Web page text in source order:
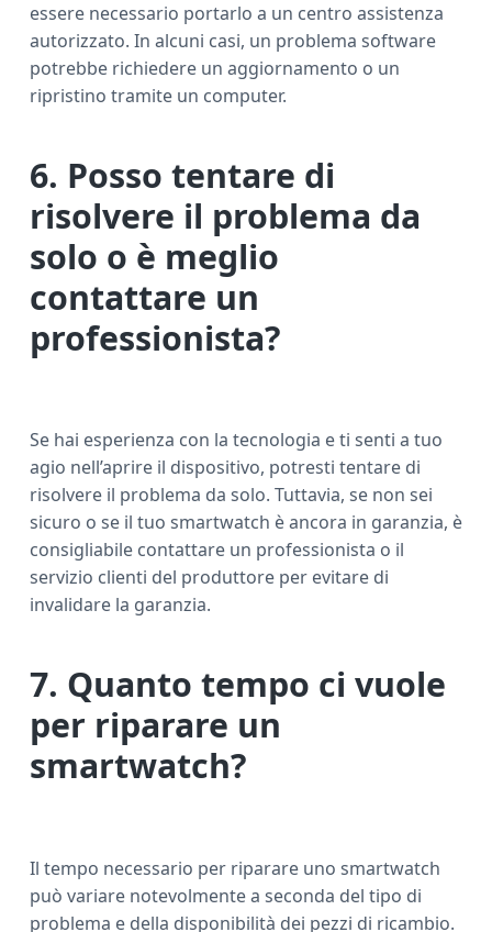
essere necessario portarlo a un centro assistenza
autorizzato. In alcuni casi, un problema software
potrebbe richiedere un aggiornamento o un
ripristino tramite un computer.
6. Posso tentare di
risolvere il problema da
solo o è meglio
contattare un
professionista?
Se hai esperienza con la tecnologia e ti senti a tuo
agio nell’aprire il dispositivo, potresti tentare di
risolvere il problema da solo. Tuttavia, se non sei
sicuro o se il tuo smartwatch è ancora in garanzia, è
consigliabile contattare un professionista o il
servizio clienti del produttore per evitare di
invalidare la garanzia.
7. Quanto tempo ci vuole
per riparare un
smartwatch?
Il tempo necessario per riparare uno smartwatch
può variare notevolmente a seconda del tipo di
problema e della disponibilità dei pezzi di ricambio.